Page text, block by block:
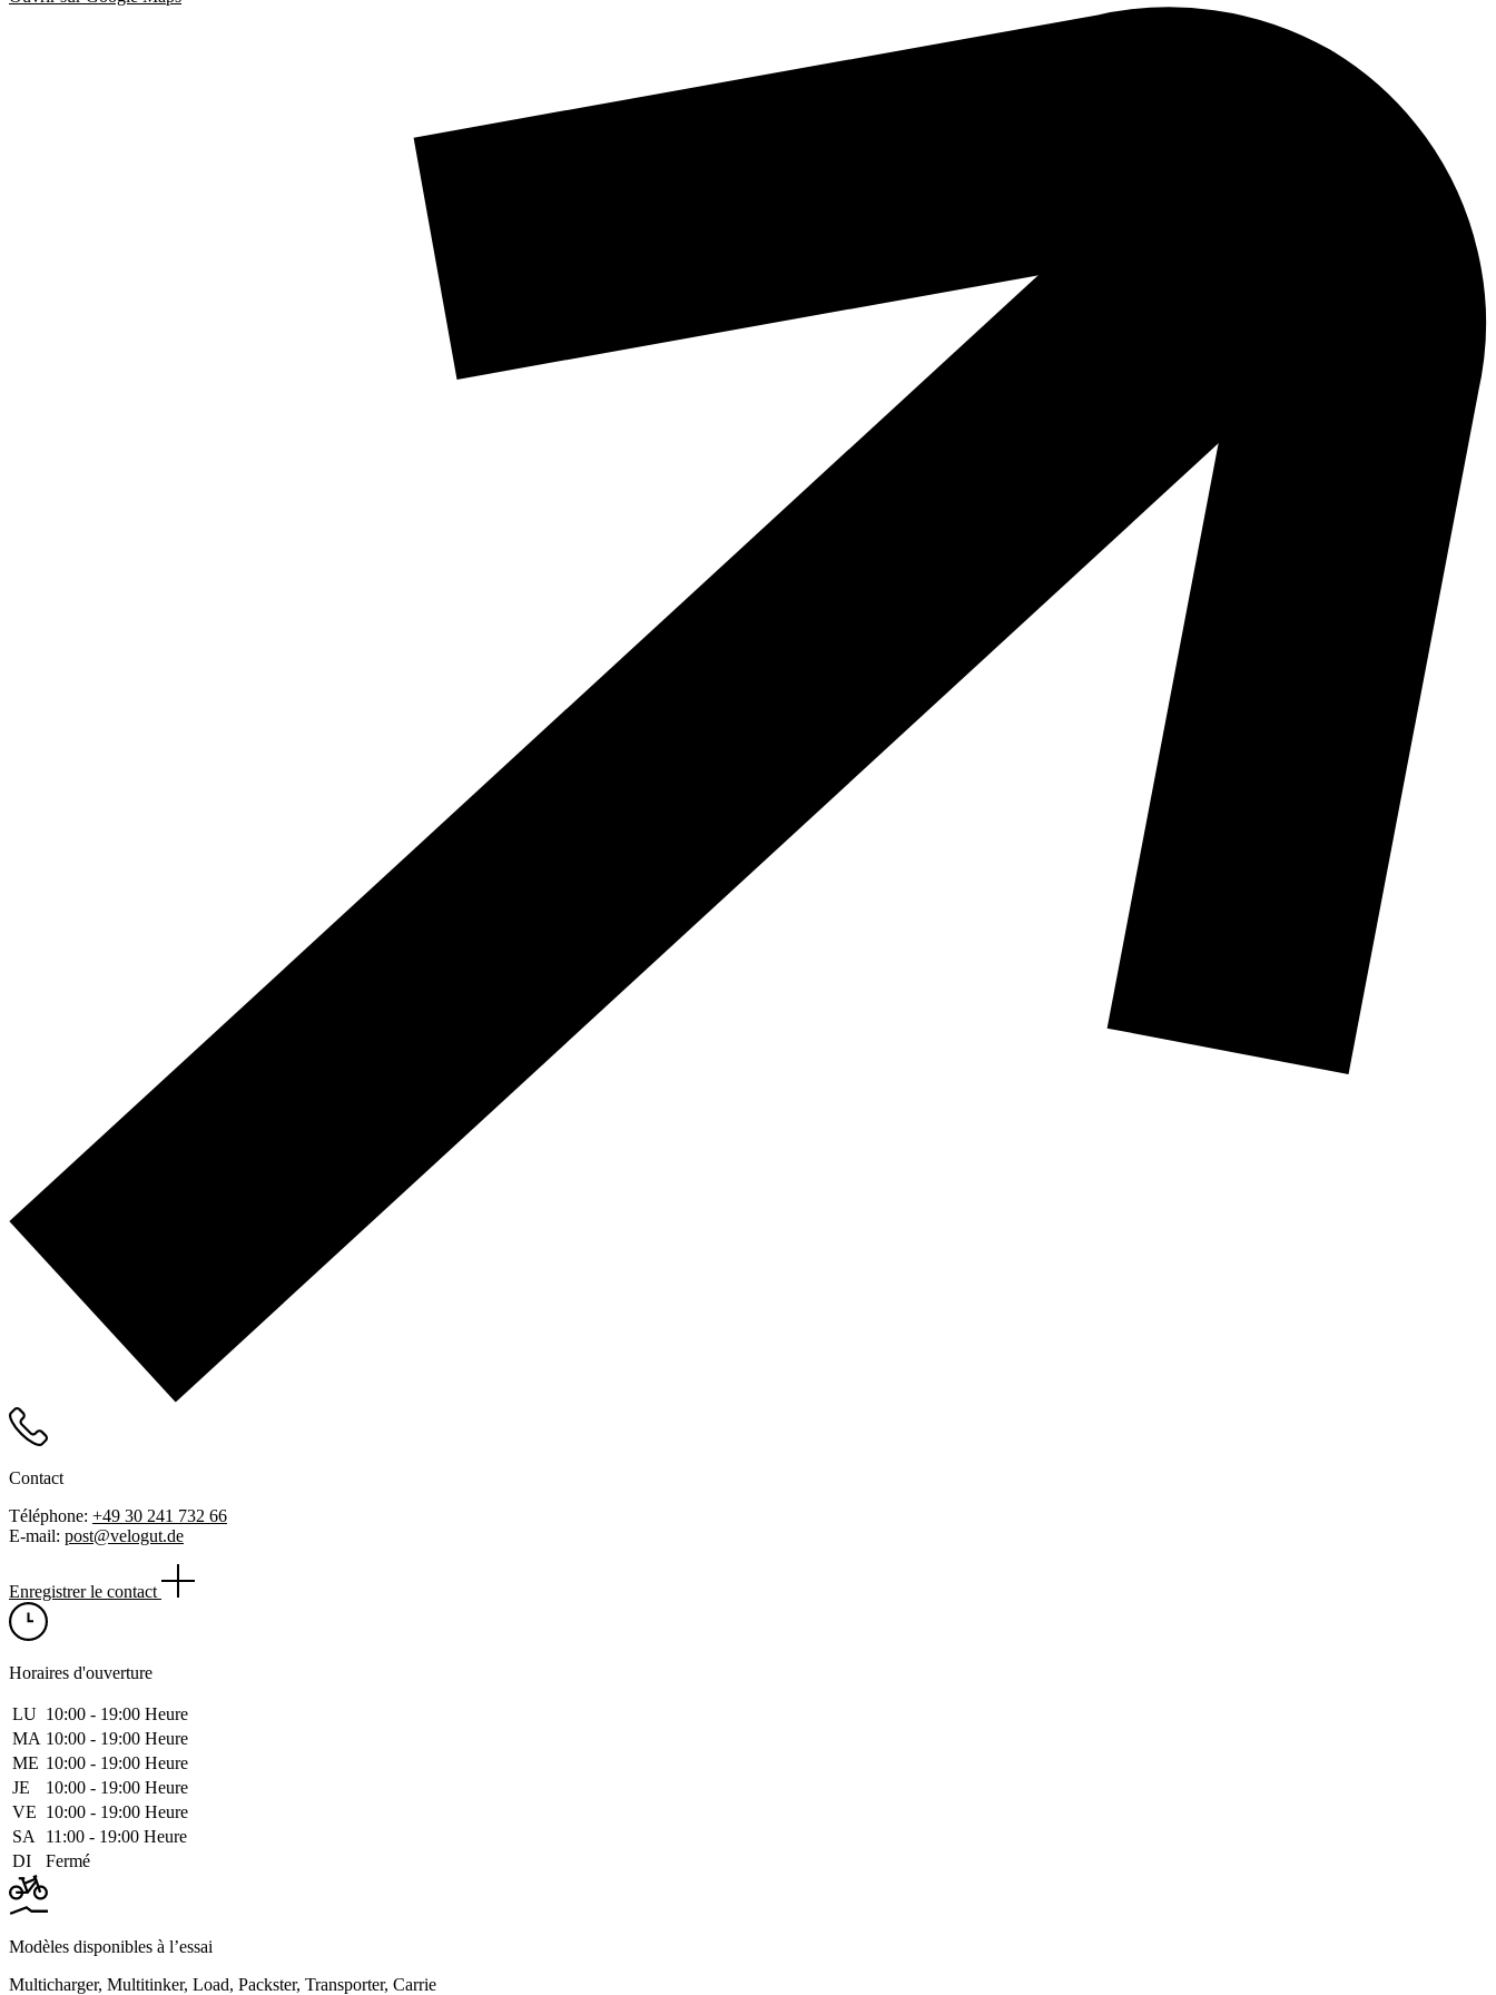
Contact
Téléphone: +49 30 241 732 66
E-mail: post@velogut.de
Enregistrer le contact
Horaires d'ouverture
LU 10:00 ‑ 19:00 Heure
MA 10:00 ‑ 19:00 Heure
ME 10:00 ‑ 19:00 Heure
JE
10:00 ‑ 19:00 Heure
VE 10:00 ‑ 19:00 Heure
SA
11:00 ‑ 19:00 Heure
DI
Fermé
Modèles disponibles à l’essai
Multicharger, Multitinker, Load, Packster, Transporter, Carrie